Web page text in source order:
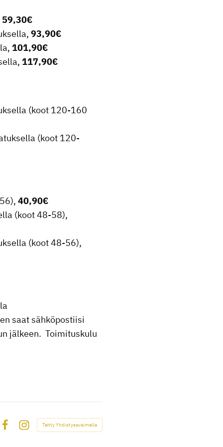
59,30€
93,90€
101,90€
117,90€
(koot 120-160
(koot 120-
40,90€
(koot 48-58),
(koot 48-56),
saat sähköpostiisi
jälkeen. Toimituskulu
Instagram
Tehty Yhdistysavaimella